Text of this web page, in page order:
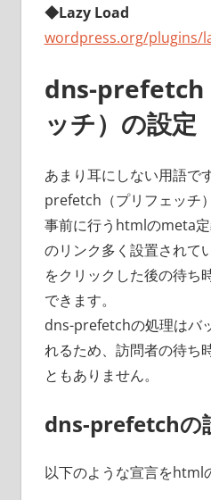
◆Lazy Load
wordpress.org/plugins/
dns-prefetch
ッチ）の設定
あまり耳にしない用語で
prefetch（プリフェッチ
事前に行うhtmlのmeta
のリンク多く設置されて
をクリックした後の待ち
できます。
dns-prefetchの処理はバ
れるため、訪問者の待ち
ともありません。
dns-prefetchの
以下のような宣言をhtml